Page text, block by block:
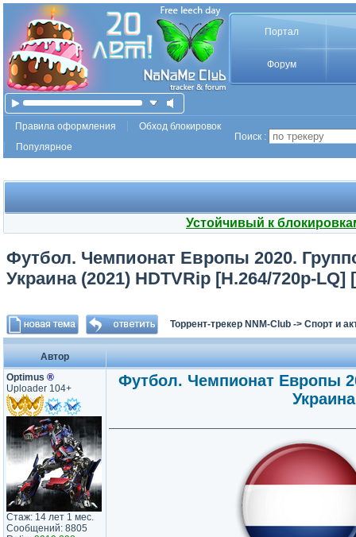
Портал
Форум
Правила оформления
Обход блокировок
Популярное
Поиск :
Устойчивый к
Футбол. Чемпионат Европы 2020.
Украина (2021) HDTVRip [H.264/720p-LQ]
Торрент-трекер NNM-Club -> Спорт и
Автор
Optimus ®
Uploader 104+
Стаж: 14 лет 1 мес.
Сообщений: 8805
Футбол. Чемпионат Европы